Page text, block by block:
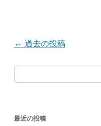
投
← 過去の投稿
最近の投稿